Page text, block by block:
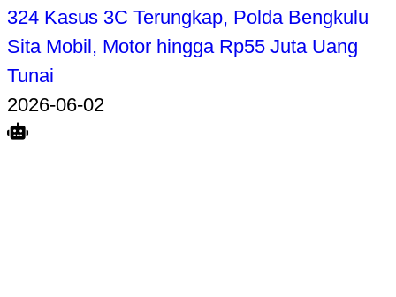
324 Kasus 3C Terungkap, Polda Bengkulu
Sita Mobil, Motor hingga Rp55 Juta Uang
Tunai
2026-06-02